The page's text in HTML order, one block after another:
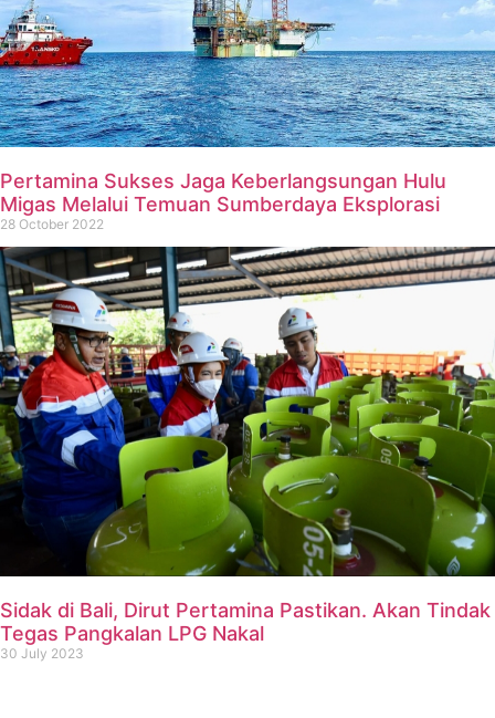
Pertamina Sukses Jaga Keberlangsungan Hulu
Migas Melalui Temuan Sumberdaya Eksplorasi
28 October 2022
Sidak di Bali, Dirut Pertamina Pastikan. Akan Tindak
Tegas Pangkalan LPG Nakal
30 July 2023